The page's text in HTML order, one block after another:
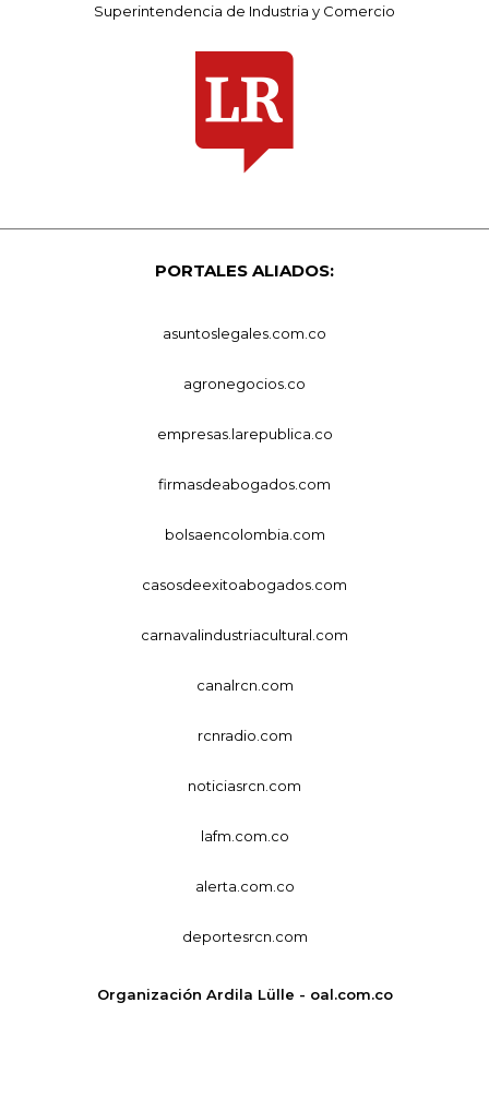
Superintendencia de Industria y Comercio
PORTALES ALIADOS:
asuntoslegales.com.co
agronegocios.co
empresas.larepublica.co
firmasdeabogados.com
bolsaencolombia.com
casosdeexitoabogados.com
carnavalindustriacultural.com
canalrcn.com
rcnradio.com
noticiasrcn.com
lafm.com.co
alerta.com.co
deportesrcn.com
Organización Ardila Lülle - oal.com.co